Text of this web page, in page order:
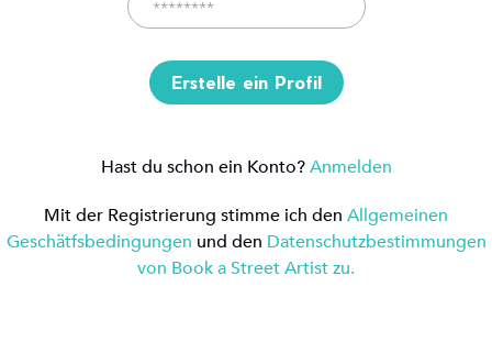
Erstelle ein Profil
Hast du schon ein Konto?Anmelden
Mit der Registrierung stimme ich den Allgemeinen
Geschätfsbedingungen und den Datenschutzbestimmungen
von Book a Street Artist zu.